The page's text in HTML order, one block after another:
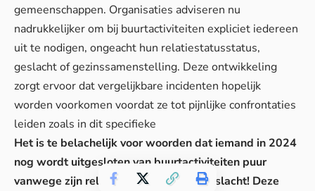
gemeenschappen. Organisaties adviseren nu
nadrukkelijker om bij buurtactiviteiten expliciet iedereen
uit te nodigen, ongeacht hun relatiestatusstatus,
geslacht of gezinssamenstelling. Deze ontwikkeling
zorgt ervoor dat vergelijkbare incidenten hopelijk
worden voorkomen voordat ze tot pijnlijke confrontaties
leiden zoals in dit specifieke
Het is te belachelijk voor woorden dat iemand in 2024
nog wordt uitgesloten van buurtactiviteiten puur
vanwege zijn relatiestatusstatus én geslacht! Deze